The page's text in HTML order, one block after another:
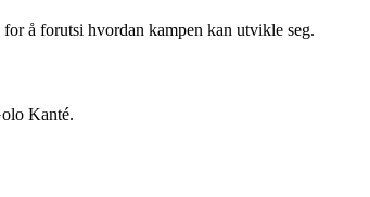
å forutsi hvordan kampen kan utvikle seg.
Kanté.